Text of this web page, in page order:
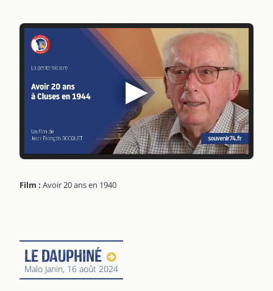
▶
Film : Avoir 20 ans en 1940
Le Dauphiné
Malo Janin, 16 août 2024